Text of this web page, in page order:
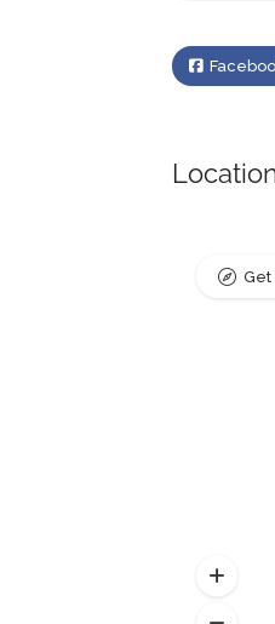
Get